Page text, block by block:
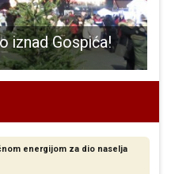
iznad Gospića!
energijom za dio naselja